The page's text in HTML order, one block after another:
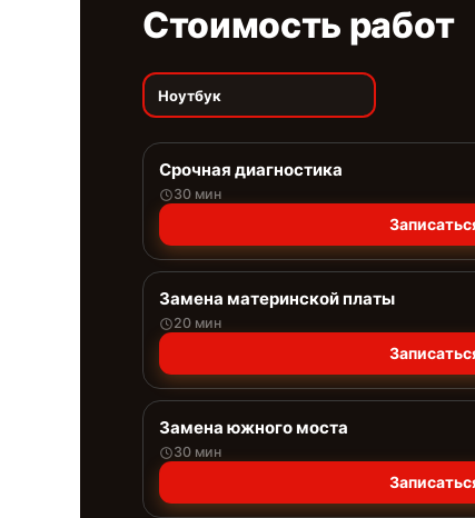
Стоимость работ
Ноутбук
Срочная диагностика
30 мин
Замена материнской платы
20 мин
Замена южного моста
30 мин